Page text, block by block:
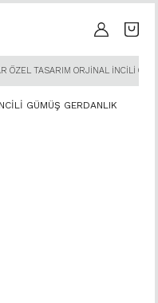
ÖZEL TASARIM ORJİNAL İNCİLİ